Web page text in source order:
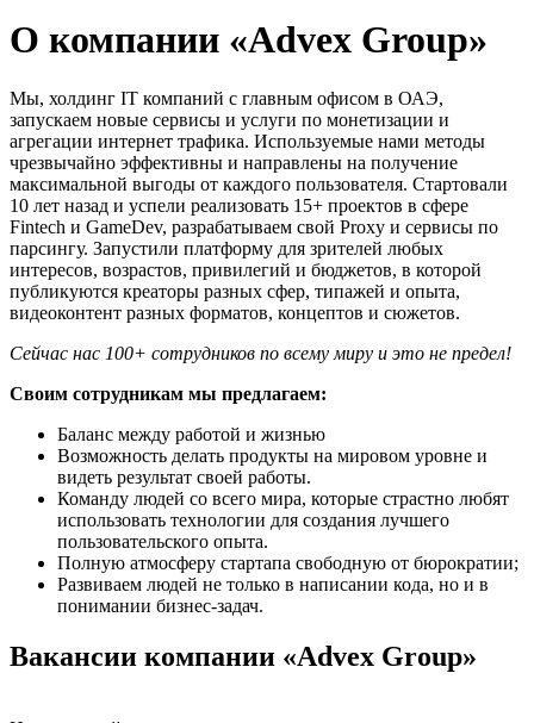
О компании «Advex Group»
Мы, холдинг IT компаний с главным офисом в ОАЭ,
запускаем новые сервисы и услуги по монетизации и
агрегации интернет трафика. Используемые нами методы
чрезвычайно эффективны и направлены на получение
максимальной выгоды от каждого пользователя. Стартовали
10 лет назад и успели реализовать 15+ проектов в сфере
Fintech и GameDev, разрабатываем свой Proxy и сервисы по
парсингу. Запустили платформу для зрителей любых
интересов, возрастов, привилегий и бюджетов, в которой
публикуются креаторы разных сфер, типажей и опыта,
видеоконтент разных форматов, концептов и сюжетов.
Сейчас нас 100+ сотрудников по всему миру и это не предел!
Своим сотрудникам мы предлагаем:
Баланс между работой и жизнью
Возможность делать продукты на мировом уровне и
видеть результат своей работы.
Команду людей со всего мира, которые страстно любят
использовать технологии для создания лучшего
пользовательского опыта.
Полную атмосферу стартапа свободную от бюрократии;
Развиваем людей не только в написании кода, но и в
понимании бизнес-задач.
Вакансии компании «Advex Group»